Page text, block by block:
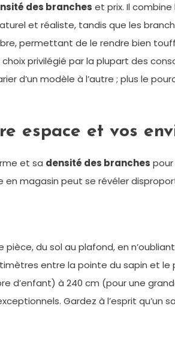
des branches et prix. Il
et réaliste, tandis que les
permettant de le rendre bien
privilégié par la plupart des
d’un modèle à l’autre ; plus le
espace et vos
et sa densité des branches pour
magasin peut se révéler
du sol au plafond, en
entre la pointe du sapin et le
d’enfant) à 240 cm (pour une
Gardez à l’esprit qu’un